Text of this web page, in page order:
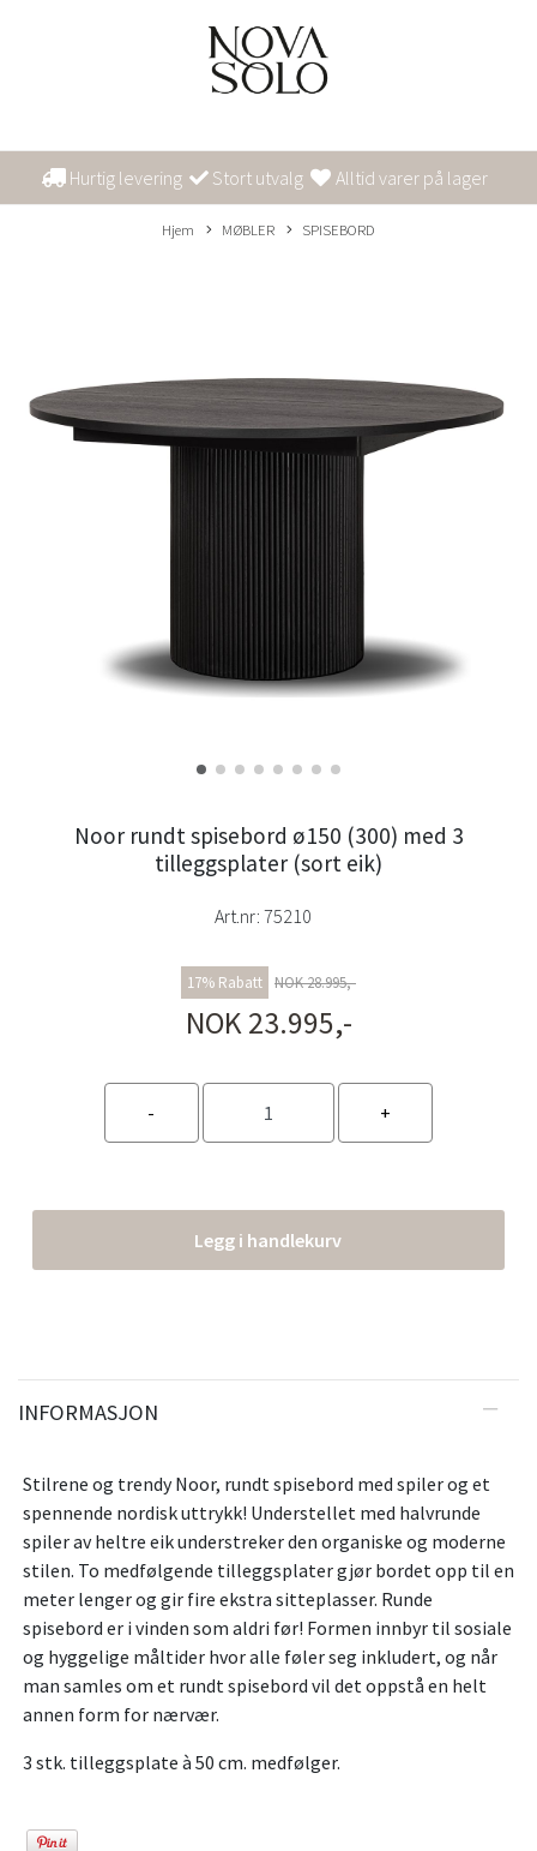
Hurtig levering Stort utvalg Alltid varer på lager
Hjem MØBLER SPISEBORD
Noor rundt spisebord ø150 (300) med 3
tilleggsplater (sort eik)
Art.nr: 75210
17% Rabatt NOK 28.995,-
NOK 23.995,-
Legg i handlekurv
INFORMASJON
Stilrene og trendy Noor, rundt spisebord med spiler og et
spennende nordisk uttrykk! Understellet med halvrunde
spiler av heltre eik understreker den organiske og moderne
stilen. To medfølgende tilleggsplater gjør bordet opp til en
meter lenger og gir fire ekstra sitteplasser. Runde
spisebord er i vinden som aldri før! Formen innbyr til sosiale
og hyggelige måltider hvor alle føler seg inkludert, og når
man samles om et rundt spisebord vil det oppstå en helt
annen form for nærvær.
3 stk. tilleggsplate à 50 cm. medfølger.